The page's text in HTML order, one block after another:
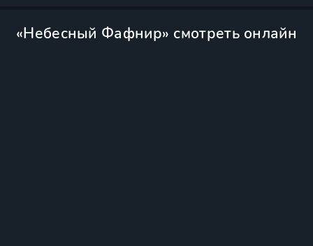
«Небесный Фафнир» смотреть онлайн